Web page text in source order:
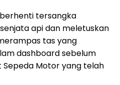
tersangka
api dan meletuskan
tas yang
dashboard sebelum
Motor yang telah